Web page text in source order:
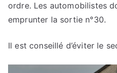
ordre. Les automobilistes
emprunter la sortie n°30.
Il est conseillé d’éviter le